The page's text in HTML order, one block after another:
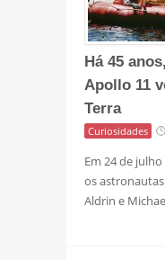
Há 45
Apollo 11
Terra
Curiosidades
Em 24 de
os astronautas
Aldrin e